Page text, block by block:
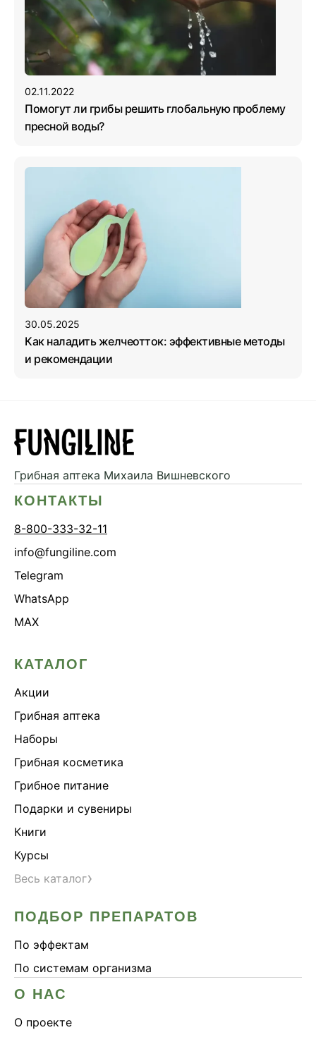
02.11.2022
Помогут ли грибы решить глобальную проблему
пресной воды?
30.05.2025
Как наладить желчеотток: эффективные методы
и рекомендации
Грибная аптека Михаила Вишневского
КОНТАКТЫ
8-800-333-32-11
info@fungiline.com
Telegram
WhatsApp
MAX
КАТАЛОГ
Акции
Грибная аптека
Наборы
Грибная косметика
Грибное питание
Подарки и сувениры
Книги
Курсы
Весь каталог›
ПОДБОР ПРЕПАРАТОВ
По эффектам
По системам организма
О НАС
О проекте